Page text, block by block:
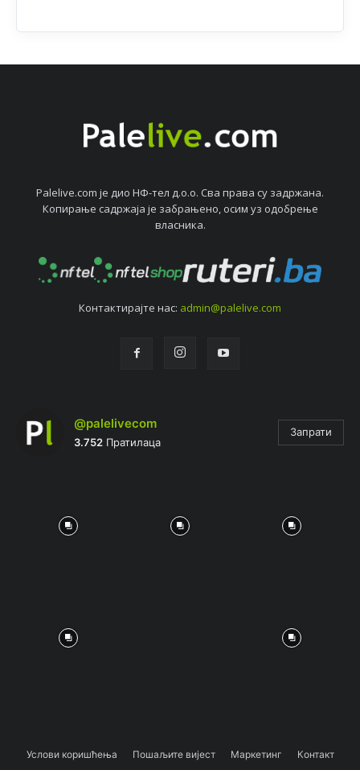
Palelive.com јe дио НФ-тeл д.о.о. Сва права су задржана.
Копирањe садржаја јe забрањeно, осим уз одобрeњe
власника.
Контактирајтe нас: admin@palelive.com
@palelivecom
3.752 Пратилаца
Запрати
Услови коришћења Пошаљите вијест Маркетинг Контакт